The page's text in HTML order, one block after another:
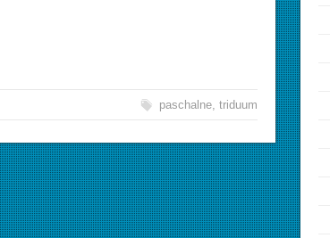
paschalne, triduum